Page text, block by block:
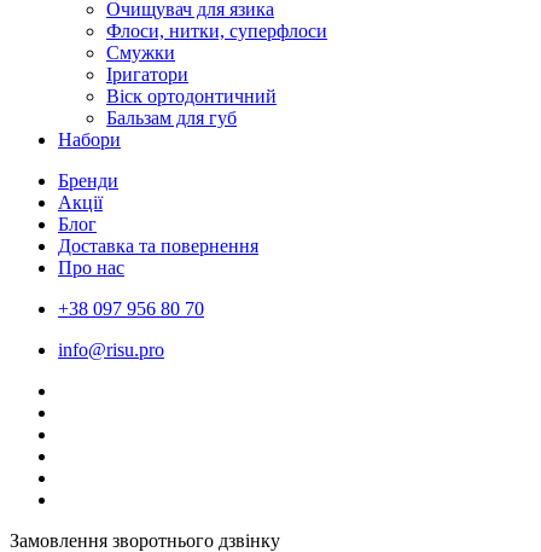
Очищувач для язика
Флоси, нитки, суперфлоси
Смужки
Іригатори
Віск ортодонтичний
Бальзам для губ
Набори
Бренди
Акції
Блог
Доставка та повернення
Про нас
+38 097 956 80 70
info@risu.pro
Замовлення зворотнього дзвінку